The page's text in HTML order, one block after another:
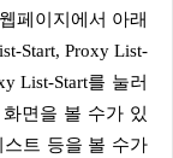
Start, Proxy List-
List-Start를 눌러
면을 볼 수가 있
트 등을 볼 수가